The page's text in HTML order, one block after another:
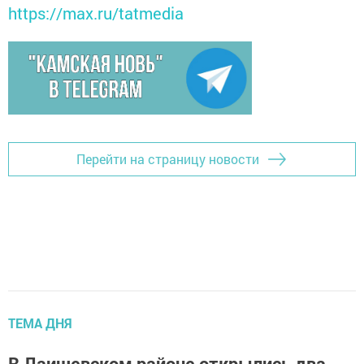
https://max.ru/tatmedia
Перейти на страницу новости
ТЕМА ДНЯ